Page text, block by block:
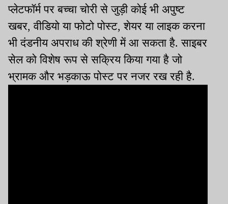
प्लेटफॉर्म पर बच्चा चोरी से जुड़ी कोई भी अपुष्ट
खबर, वीडियो या फोटो पोस्ट, शेयर या लाइक करना
भी दंडनीय अपराध की श्रेणी में आ सकता है. साइबर
सेल को विशेष रूप से सक्रिय किया गया है जो
भ्रामक और भड़काऊ पोस्ट पर नजर रख रही है.